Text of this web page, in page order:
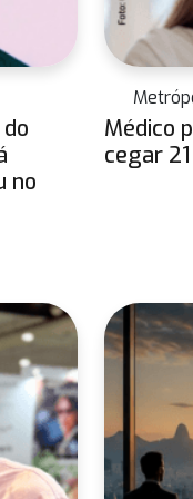
no
Médico
cegar